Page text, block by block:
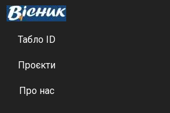
Табло ID
Проєкти
Про нас